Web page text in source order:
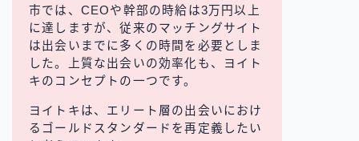
市では、CEOや幹部の時給は3万円以上
に達しますが、従来のマッチングサイト
は出会いまでに多くの時間を必要としま
した。上質な出会いの効率化も、ヨイト
キのコンセプトの一つです。
ヨイトキは、エリート層の出会いにおけ
るゴールドスタンダードを再定義したい